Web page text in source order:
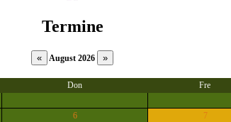
Termine
August 2026
Don Fre
6 7